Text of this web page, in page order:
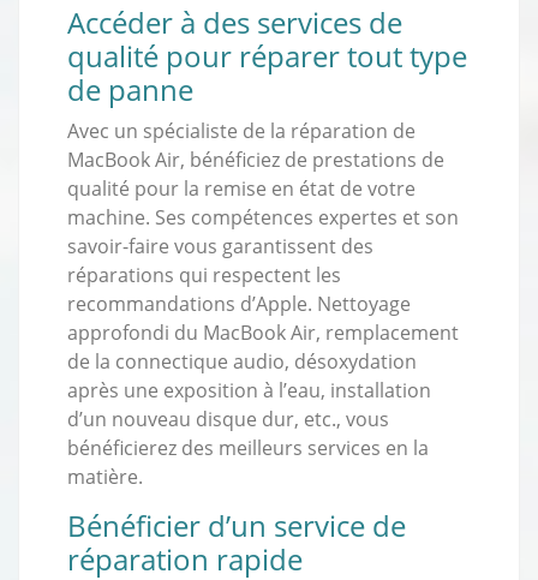
Accéder à des services de
qualité pour réparer tout type
de panne
Avec un spécialiste de la réparation de
MacBook Air, bénéficiez de prestations de
qualité pour la remise en état de votre
machine. Ses compétences expertes et son
savoir-faire vous garantissent des
réparations qui respectent les
recommandations d’Apple. Nettoyage
approfondi du MacBook Air, remplacement
de la connectique audio, désoxydation
après une exposition à l’eau, installation
d’un nouveau disque dur, etc., vous
bénéficierez des meilleurs services en la
matière.
Bénéficier d’un service de
réparation rapide